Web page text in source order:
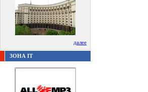
далее
ЗОНА IT